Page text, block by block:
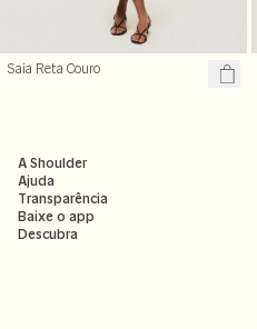
Saia Reta Couro
A Shoulder
Ajuda
Transparência
Baixe o app
Descubra